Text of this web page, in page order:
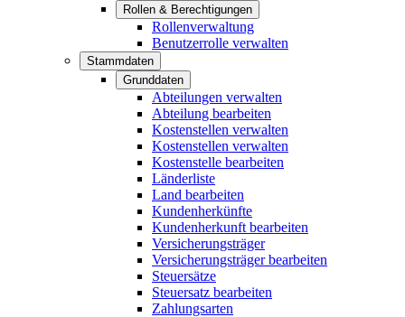
Rollen & Berechtigungen
Rollenverwaltung
Benutzerrolle verwalten
Stammdaten
Grunddaten
Abteilungen verwalten
Abteilung bearbeiten
Kostenstellen verwalten
Kostenstellen verwalten
Kostenstelle bearbeiten
Länderliste
Land bearbeiten
Kundenherkünfte
Kundenherkunft bearbeiten
Versicherungsträger
Versicherungsträger bearbeiten
Steuersätze
Steuersatz bearbeiten
Zahlungsarten